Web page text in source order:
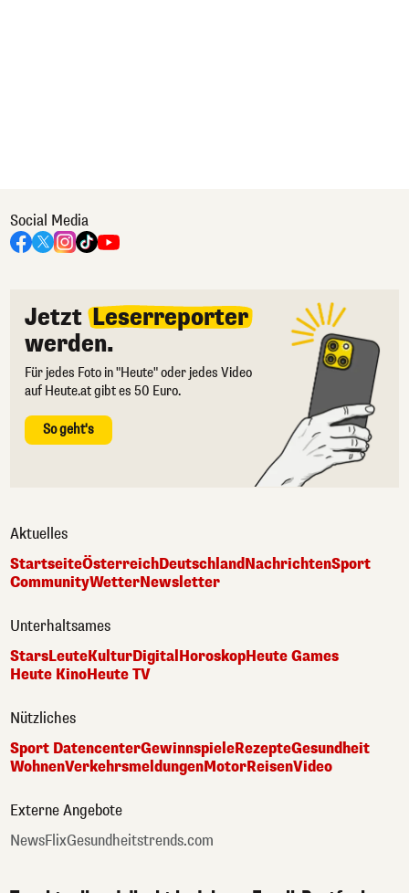
Social Media
Jetzt Leserreporter
werden.
Für jedes Foto in "Heute" oder jedes Video
auf Heute.at gibt es 50 Euro.
So geht's
Aktuelles
StartseiteÖsterreichDeutschlandNachrichtenSport
CommunityWetterNewsletter
Unterhaltsames
StarsLeuteKulturDigital HoroskopHeute Games
Heute KinoHeute TV
Nützliches
Sport DatencenterGewinnspieleRezepteGesundheit
WohnenVerkehrsmeldungenMotorReisenVideo
Externe Angebote
NewsFlixGesundheitstrends.com